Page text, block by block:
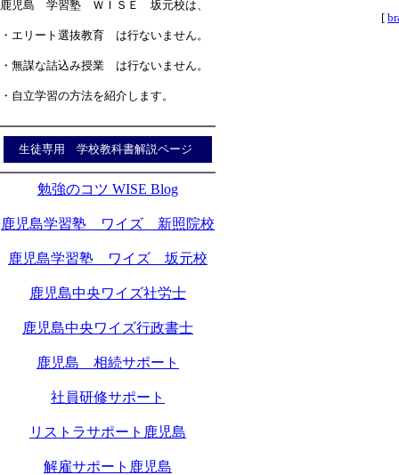
鹿児島 学習塾 ＷＩＳＥ 坂元校は、
・エリート選抜教育 は行ないません。
・無謀な詰込み授業 は行ないません。
・自立学習の方法を紹介します。
生徒専用 学校教科書解説ページ
勉強のコツ WISE Blog
鹿児島学習塾 ワイズ 新照院校
鹿児島学習塾 ワイズ 坂元校
鹿児島中央ワイズ社労士
鹿児島中央ワイズ行政書士
鹿児島 相続サポート
社員研修サポート
リストラサポート鹿児島
解雇サポート鹿児島
[